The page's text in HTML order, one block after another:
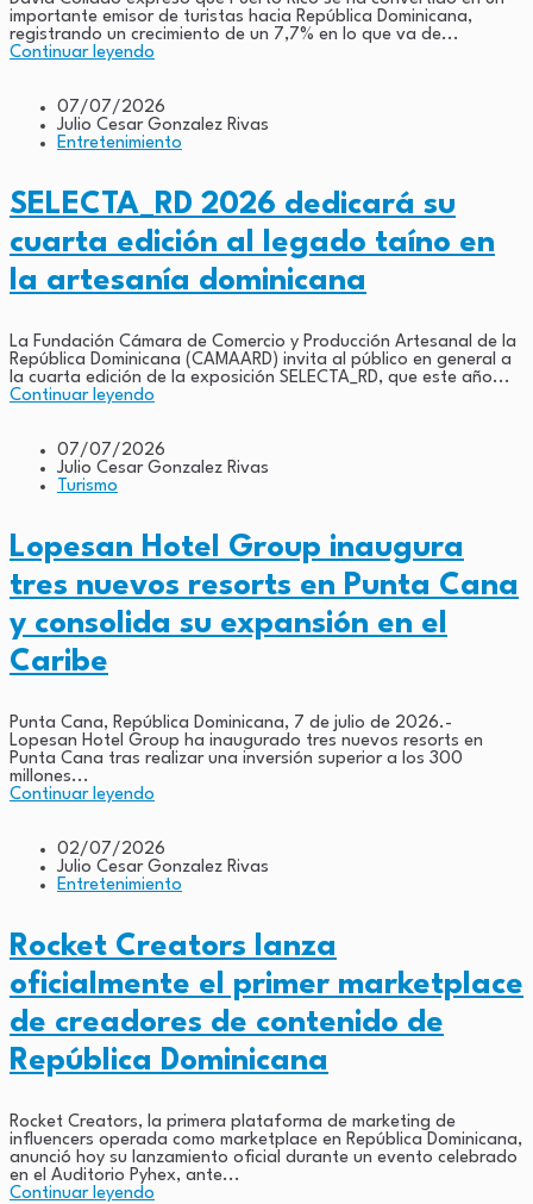
importante emisor de turistas hacia República Dominicana,
registrando un crecimiento de un 7,7% en lo que va de...
Continuar leyendo
07/07/2026
Julio Cesar Gonzalez Rivas
Entretenimiento
SELECTA_RD 2026 dedicará su
cuarta edición al legado taíno en
la artesanía dominicana
La Fundación Cámara de Comercio y Producción Artesanal de la
República Dominicana (CAMAARD) invita al público en general a
la cuarta edición de la exposición SELECTA_RD, que este año...
Continuar leyendo
07/07/2026
Julio Cesar Gonzalez Rivas
Turismo
Lopesan Hotel Group inaugura
tres nuevos resorts en Punta Cana
y consolida su expansión en el
Caribe
Punta Cana, República Dominicana, 7 de julio de 2026.-
Lopesan Hotel Group ha inaugurado tres nuevos resorts en
Punta Cana tras realizar una inversión superior a los 300
millones...
Continuar leyendo
02/07/2026
Julio Cesar Gonzalez Rivas
Entretenimiento
Rocket Creators lanza
oficialmente el primer marketplace
de creadores de contenido de
República Dominicana
Rocket Creators, la primera plataforma de marketing de
influencers operada como marketplace en República Dominicana,
anunció hoy su lanzamiento oficial durante un evento celebrado
en el Auditorio Pyhex, ante...
Continuar leyendo